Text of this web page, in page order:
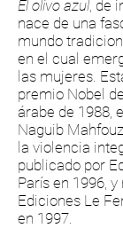
El olivo azul, de
nace de una
mundo
en el cual
las mujeres.
premio Nobel
árabe de 1988,
Naguib
la violencia
publicado por
París en 1996,
Ediciones Le
en 1997.